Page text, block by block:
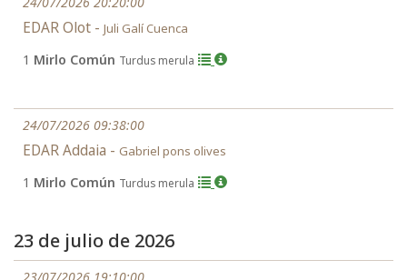
EDAR Olot - Juli Galí Cuenca
1 Mirlo Común Turdus merula
24/07/2026 09:38:00
EDAR Addaia - Gabriel pons olives
1 Mirlo Común Turdus merula
23 de julio de 2026